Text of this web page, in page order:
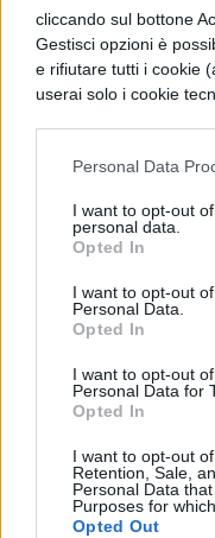
cliccando sul bottone
Gestisci opzioni è
e rifiutare tutti i cookie
userai solo i cookie
Personal Data
I want to opt-out
personal data.
Opted In
I want to opt-out
Personal Data.
Opted In
I want to opt-out
Personal Data for
Opted In
I want to opt-out
Retention, Sale,
Personal Data
Purposes for
Opted Out
TI